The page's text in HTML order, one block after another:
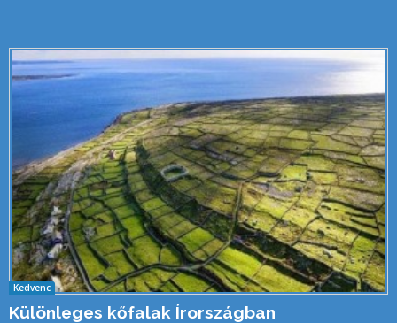
Kedvenc
Különleges kőfalak Írországban